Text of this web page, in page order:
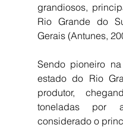
grandiosos,
Rio Grande do
Gerais (Antunes,
Sendo pioneiro
estado do Rio
produtor,
toneladas por
considerado o